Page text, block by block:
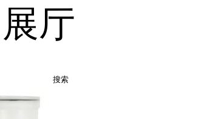
厅
搜索